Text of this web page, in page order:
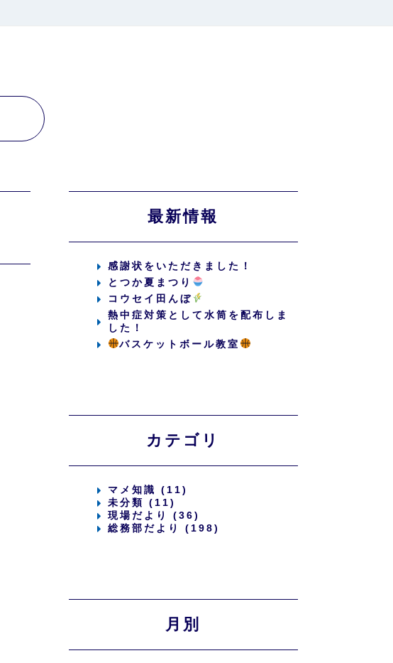
最新情報
感謝状をいただきました！
とつか夏まつり
コウセイ田んぼ
熱中症対策として水筒を配布しま
した！
バスケットボール教室
カテゴリ
マメ知識 (11)
未分類 (11)
現場だより (36)
総務部だより (198)
月別